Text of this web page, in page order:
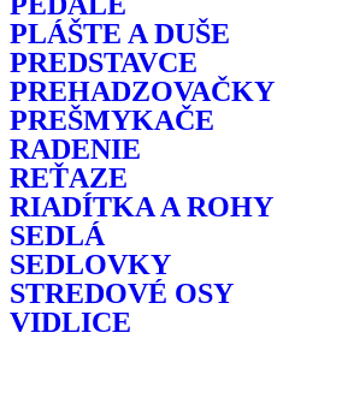
PLÁŠTE A DUŠE
PREDSTAVCE
PREHADZOVAČKY
PREŠMYKAČE
RADENIE
REŤAZE
RIADÍTKA A ROHY
SEDLÁ
SEDLOVKY
STREDOVÉ OSY
VIDLICE